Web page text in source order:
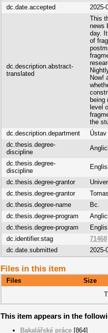
dc.date.accepted
2025-
dc.description.abstract-
translated
This
news
day.
of
Now!
being
level
the
dc.description.department
dc.thesis.degree-
discipline
dc.thesis.degree-
discipline
dc.thesis.degree-grantor
dc.thesis.degree-grantor
dc.thesis.degree-name
Bc.
dc.thesis.degree-program
dc.thesis.degree-program
dc.identifier.stag
71468
dc.date.submitted
2025-
Files in this item
Files Size
This item appears in the
Bakalářské práce [864]